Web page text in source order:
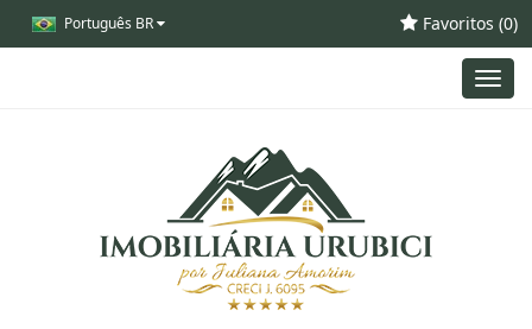
Português BR Favoritos (0)